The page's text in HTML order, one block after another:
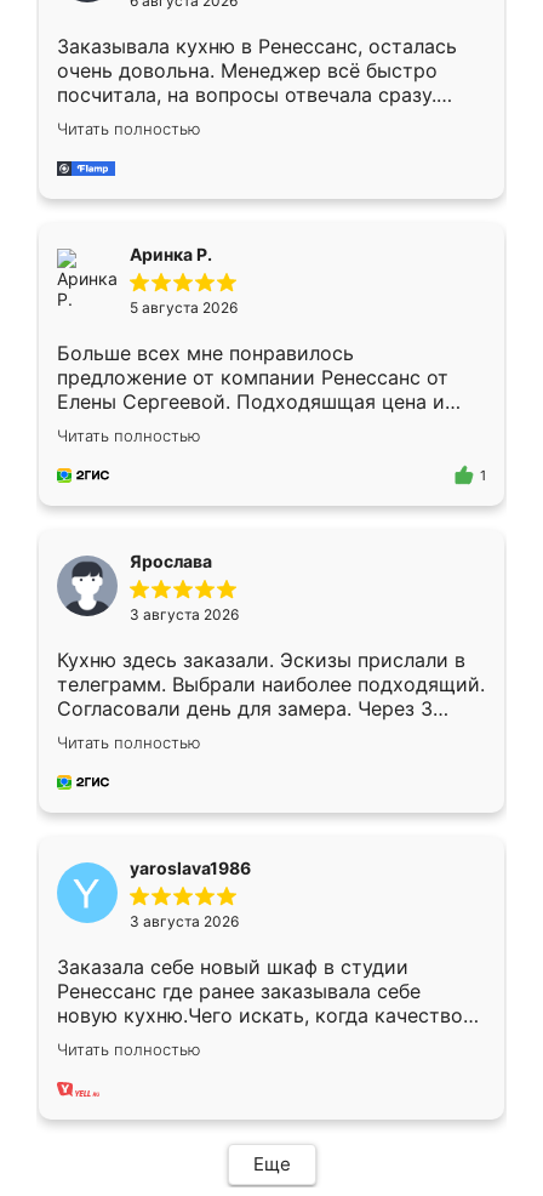
мебели буду заказывать только здесь.
Заказывала кухню в Ренессанс, осталась
очень довольна. Менеджер всё быстро
посчитала, на вопросы отвечала сразу.
Замерщик приехал в субботу, подошёл к
делу со всей ответственностью. Собрали
за день, ребята работали аккуратно, даже
Читать полностью
Аринка Р.
5 августа 2026
Больше всех мне понравилось
предложение от компании Ренессанс от
Елены Сергеевой. Подходяшщая цена и
короткие сроки изготовления. Приехавший
для замера сотрудник Владислав
предложил по моему эскизу самый
Читать полностью
1
Ярослава
3 августа 2026
Кухню здесь заказали. Эскизы прислали в
телеграмм. Выбрали наиболее подходящий.
Согласовали день для замера. Через 3
недели кухня была уже готова. Остались
довольны работой. Спасибо Ренессанс
мебель за качественную работу!
Читать полностью
yaroslava1986
3 августа 2026
Заказала себе новый шкаф в студии
Ренессанс где ранее заказывала себе
новую кухню.Чего искать, когда качеством
вполне довольна. Служит кухня уже почти
два года, нареканий нет.
Читать полностью
Еще